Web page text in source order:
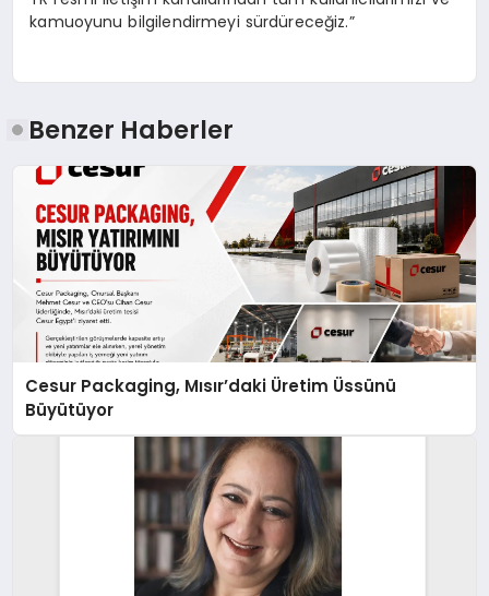
kamuoyunu bilgilendirmeyi sürdüreceğiz.”
Benzer Haberler
Cesur Packaging, Mısır’daki Üretim Üssünü
Büyütüyor